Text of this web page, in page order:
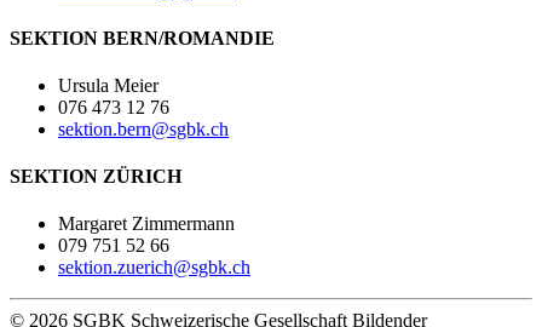
SEKTION BERN/ROMANDIE
Ursula Meier
076 473 12 76
sektion.bern@sgbk.ch
SEKTION ZÜRICH
Margaret Zimmermann
079 751 52 66
sektion.zuerich@sgbk.ch
© 2026 SGBK Schweizerische Gesellschaft Bildender